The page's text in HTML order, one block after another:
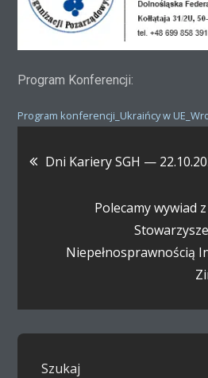
Program Konferencji:
Program konferencji_Ukraińcy w
Nawigacja
Dni Kariery SGH —
Polecamy wywiad
Niepełnosprawnością
Szukaj